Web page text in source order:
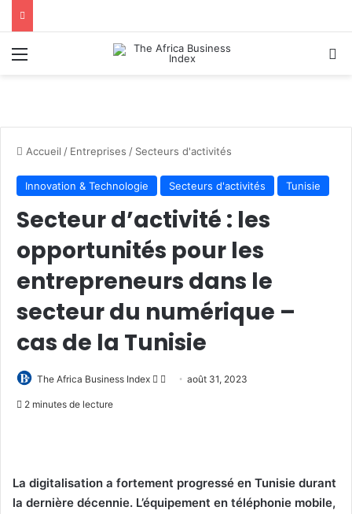
Menu
Accueil / Entreprises / Secteurs d'activités
Innovation & Technologie Secteurs d'activités Tunisie
Secteur d’activité : les
opportunités pour les
entrepreneurs dans le
secteur du numérique –
cas de la Tunisie
The Africa Business Index
Follow
Envoyeraoût 31, 2023
2 minutes de lecture
La digitalisation a fortement progressé en Tunisie durant
la dernière décennie. L’équipement en téléphonie mobile,